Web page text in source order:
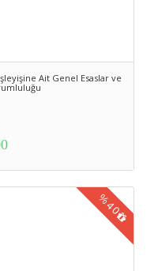
Ait Genel Esaslar ve
%40